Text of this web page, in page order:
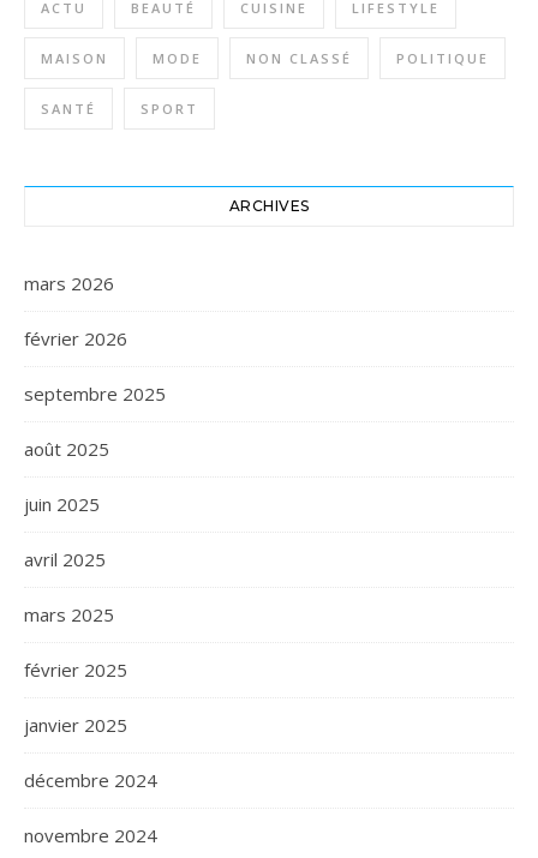
ACTU BEAUTÉ CUISINE LIFESTYLE
MAISON MODE NON CLASSÉ POLITIQUE
SANTÉ SPORT
ARCHIVES
mars 2026
février 2026
septembre 2025
août 2025
juin 2025
avril 2025
mars 2025
février 2025
janvier 2025
décembre 2024
novembre 2024